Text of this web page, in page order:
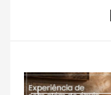
ARQUITETOS